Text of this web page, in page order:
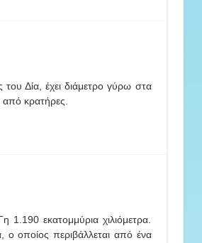
Δία, έχει διάμετρο γύρω στα
από κρατήρες.
1.190 εκατομμύρια χιλιόμετρα.
ο οποίος περιβάλλεται από ένα